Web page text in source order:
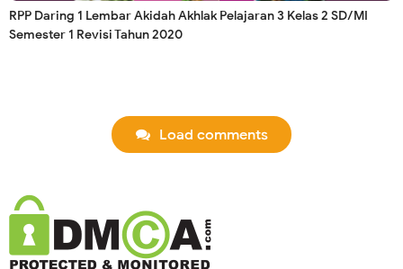
RPP Daring 1 Lembar Akidah Akhlak Pelajaran 3 Kelas 2 SD/MI
Semester 1 Revisi Tahun 2020
Load comments